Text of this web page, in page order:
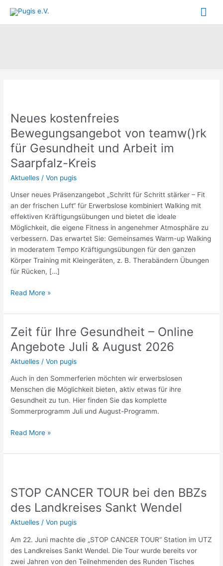
Inhalt
springen
Neues kostenfreies
Bewegungsangebot von teamw()rk
für Gesundheit und Arbeit im
Saarpfalz-Kreis
Aktuelles / Von pugis
Unser neues Präsenzangebot „Schritt für Schritt stärker – Fit
an der frischen Luft“ für Erwerbslose kombiniert Walking mit
effektiven Kräftigungsübungen und bietet die ideale
Möglichkeit, die eigene Fitness in angenehmer Atmosphäre zu
verbessern. Das erwartet Sie: Gemeinsames Warm-up Walking
in moderatem Tempo Kräftigungsübungen für den ganzen
Körper Training mit Kleingeräten, z. B. Therabändern Übungen
für Rücken, […]
Bewegungsangebot
von
teamw()rk
für
Gesundheit
Arbeit
im
Saarpfalz-
Kreis
Read More »
Zeit für Ihre Gesundheit – Online
Angebote Juli & August 2026
Aktuelles / Von pugis
Auch in den Sommerferien möchten wir erwerbslosen
Menschen die Möglichkeit bieten, aktiv etwas für ihre
Gesundheit zu tun. Hier finden Sie das komplette
Sommerprogramm Juli und August-Programm.
Zeit
für
Ihre
Gesundheit
Read More »
STOP CANCER TOUR bei den BBZs
des Landkreises Sankt Wendel
Aktuelles / Von pugis
Am 22. Juni machte die „STOP CANCER TOUR“ Station im UTZ
des Landkreises Sankt Wendel. Die Tour wurde bereits vor
zwei Jahren von den Teilnehmenden des Runden Tisches
TOUR
bei
den
BBZs
Sankt